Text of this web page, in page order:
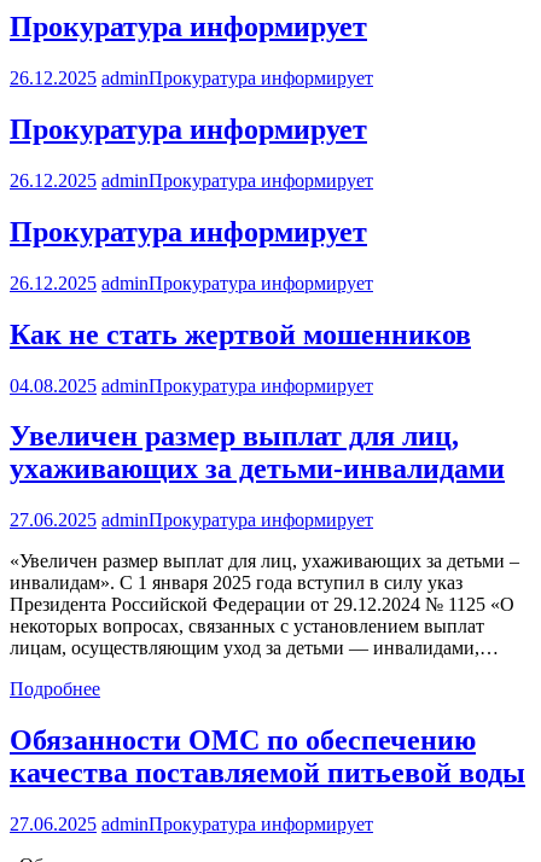
Прокуратура информирует
26.12.2025 adminПрокуратура информирует
Прокуратура информирует
26.12.2025 adminПрокуратура информирует
Прокуратура информирует
26.12.2025 adminПрокуратура информирует
Как не стать жертвой мошенников
04.08.2025 adminПрокуратура информирует
Увеличен размер выплат для лиц,
ухаживающих за детьми-инвалидами
27.06.2025 adminПрокуратура информирует
«Увеличен размер выплат для лиц, ухаживающих за детьми –
инвалидам». С 1 января 2025 года вступил в силу указ
Президента Российской Федерации от 29.12.2024 № 1125 «О
некоторых вопросах, связанных с установлением выплат
лицам, осуществляющим уход за детьми — инвалидами,…
Подробнее
Обязанности ОМС по обеспечению
качества поставляемой питьевой воды
27.06.2025 adminПрокуратура информирует